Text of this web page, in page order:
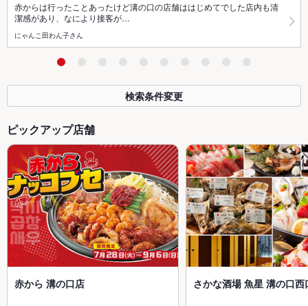
赤からは行ったことあったけど溝の口の店舗ははじめてでした店内も清
潔感があり、なにより接客が…
にゃんこ田わん子さん
検索条件変更
ピックアップ店舗
赤から 溝の口店 さかな酒場 魚星 溝の口西